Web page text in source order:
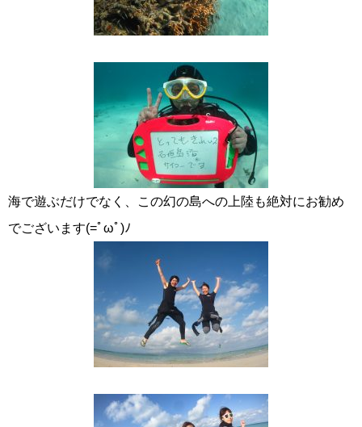
海で遊ぶだけでなく、この幻の島への上陸も絶対にお勧め
でございます(=ﾟωﾟ)ﾉ